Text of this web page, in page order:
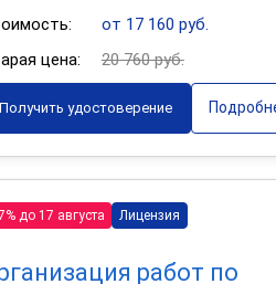
от 17 160 руб.
цена:
20 760 руб.
Получить удостоверение
до 17 августа Лицензия
работ по